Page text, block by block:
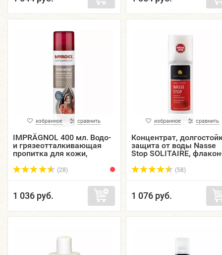
избранное сравнить
IMPRÄGNOL 400 мл. Водо-
и грязеотталкивающая
пропитка для кожи,
высокотехнологичных
(28)
1 036 руб.
избранное сравнить
Концентрат,
защита от воды Nasse
Stop SOLITAIRE,
(58)
1 076 руб.